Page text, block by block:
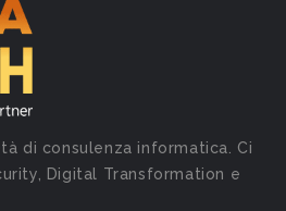
di consulenza informatica. Ci
Digital Transformation e